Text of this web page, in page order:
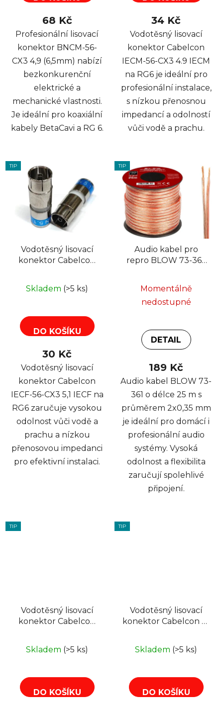
68 Kč
Profesionální lisovací
konektor BNCM-56-
CX3 4,9 (6,5mm) nabízí
bezkonkurenční
elektrické a
mechanické vlastnosti.
Je ideální pro koaxiální
kabely BetaCavi a RG 6.
34 Kč
Vodotěsný lisovací
konektor Cabelcon
IECM-56-CX3 4.9 IECM
na RG6 je ideální pro
profesionální instalace,
s nízkou přenosnou
impedancí a odolností
vůči vodě a prachu.
TIP
Vodotěsný lisovací
konektor Cabelcon
Skladem (>5 ks)
DO KOŠÍKU
30 Kč
Vodotěsný lisovací
konektor Cabelcon
IECF-56-CX3 5,1 IECF na
RG6 zaručuje vysokou
odolnost vůči vodě a
prachu a nízkou
přenosovou impedanci
pro efektivní instalaci.
TIP
Audio kabel pro
repro BLOW 73-361,
Momentálně
nedostupné
DETAIL
189 Kč
Audio kabel BLOW 73-
361 o délce 25 m s
průměrem 2x0,35 mm
je ideální pro domácí i
profesionální audio
systémy. Vysoká
odolnost a flexibilita
zaručují spolehlivé
připojení.
TIP
Vodotěsný lisovací
konektor Cabelcon
Skladem (>5 ks)
DO KOŠÍKU
TIP
Vodotěsný lisovací
konektor Cabelcon F-
Skladem (>5 ks)
DO KOŠÍKU